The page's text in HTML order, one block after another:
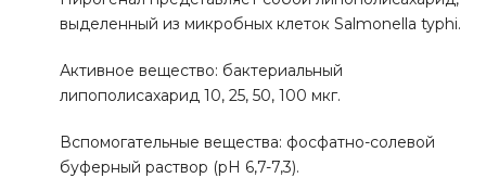
выделенный из микробных клеток Salmonella typhi.
Активное вещество: бактериальный
липополисахарид 10, 25, 50, 100 мкг.
Вспомогательные вещества: фосфатно-солевой
буферный раствор (pH 6,7-7,3).